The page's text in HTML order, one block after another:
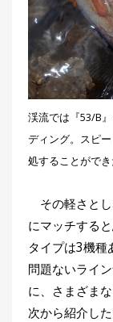
渓流では『53/B
ディング。スピ
処することがで
その軽さと
にマッチする
タイプは3機種
問題ないライ
に、さまざま
次から紹介した